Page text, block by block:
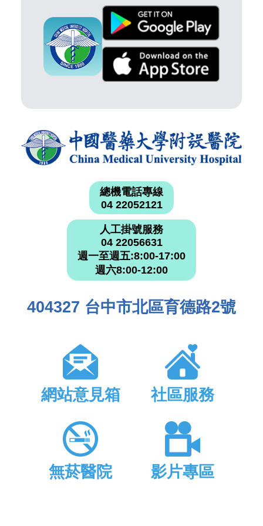
總機電話專線
04 22052121
人工掛號服務
04 22056631
週一至週五:8:00-17:00
週六8:00-12:00
404327 台中市北區育德路2號
網站意見箱 社區服務
無菸醫院 影片專區